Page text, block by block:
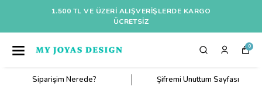
1.500 TL VE ÜZERI ALIŞVERIŞLERDE KARGO
ÜCRETSİZ
0
Siparişim Nerede? Şifremi Unuttum Sayfası